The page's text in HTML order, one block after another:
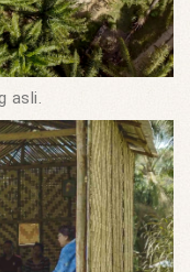
asli.